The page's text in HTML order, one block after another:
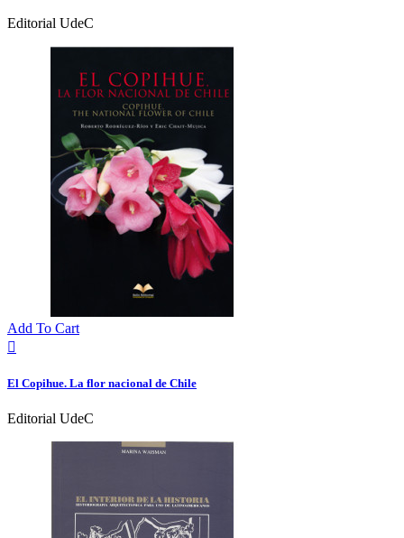
Editorial UdeC
Add To Cart

El Copihue. La flor nacional de Chile
Editorial UdeC